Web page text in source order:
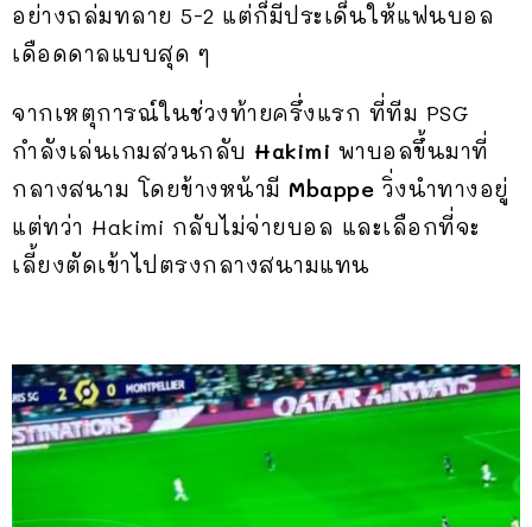
อย่างถล่มทลาย 5-2 แต่ก็มีประเด็นให้แฟนบอล
เดือดดาลแบบสุด ๆ
จากเหตุการณ์ในช่วงท้ายครึ่งแรก ที่ทีม PSG
กำลังเล่นเกมสวนกลับ Hakimi พาบอลขึ้นมาที่
กลางสนาม โดยข้างหน้ามี Mbappe วิ่งนำทางอยู่
แต่ทว่า Hakimi กลับไม่จ่ายบอล และเลือกที่จะ
เลี้ยงตัดเข้าไปตรงกลางสนามแทน